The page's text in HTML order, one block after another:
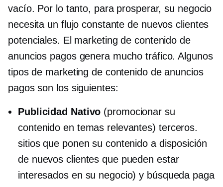
vacío. Por lo tanto, para prosperar, su negocio
necesita un flujo constante de nuevos clientes
potenciales. El marketing de contenido de
anuncios pagos genera mucho tráfico. Algunos
tipos de marketing de contenido de anuncios
pagos son los siguientes:
Publicidad Nativo (promocionar su
contenido en temas relevantes) terceros.
sitios que ponen su contenido a disposición
de nuevos clientes que pueden estar
interesados ​​en su negocio) y búsqueda paga